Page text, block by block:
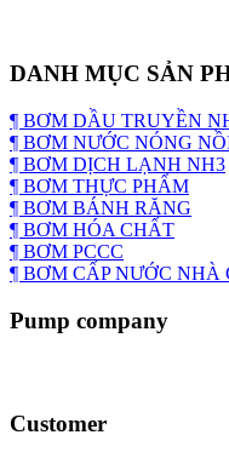
DANH MỤC SẢN
¶ BƠM DẦU TRUYỀN
¶ BƠM NƯỚC NÓNG
¶ BƠM DỊCH LẠNH NH3
¶ BƠM THỰC PHẨM
¶ BƠM BÁNH RĂNG
¶ BƠM HÓA CHẤT
¶ BƠM PCCC
¶ BƠM CẤP NƯỚC NHÀ
Pump company
Customer